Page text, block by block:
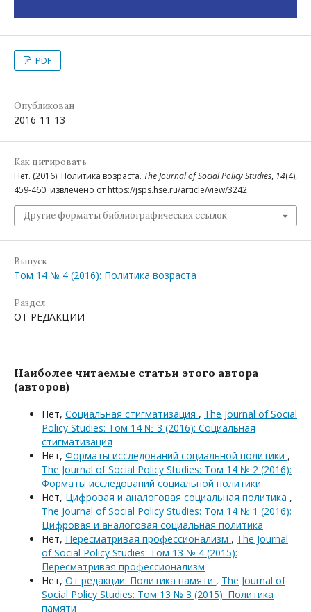
PDF
Опубликован
2016-11-13
Как цитировать
Нет. (2016). Политика возраста. The Journal of Social Policy Studies, 14(4),
459-460. извлечено от https://jsps.hse.ru/article/view/3242
Другие форматы библиографических ссылок
Выпуск
Том 14 № 4 (2016): Политика возраста
Раздел
ОТ РЕДАКЦИИ
Наиболее читаемые статьи этого автора
(авторов)
Нет, Социальная стигматизация , The Journal of Social
Policy Studies: Том 14 № 3 (2016): Социальная
стигматизация
Нет, Форматы исследований социальной политики ,
The Journal of Social Policy Studies: Том 14 № 2 (2016):
Форматы исследований социальной политики
Нет, Цифровая и аналоговая социальная политика ,
The Journal of Social Policy Studies: Том 14 № 1 (2016):
Цифровая и аналоговая социальная политика
Нет, Пересматривая профессионализм , The Journal
of Social Policy Studies: Том 13 № 4 (2015):
Пересматривая профессионализм
Нет, От редакции. Политика памяти , The Journal of
Social Policy Studies: Том 13 № 3 (2015): Политика
памяти